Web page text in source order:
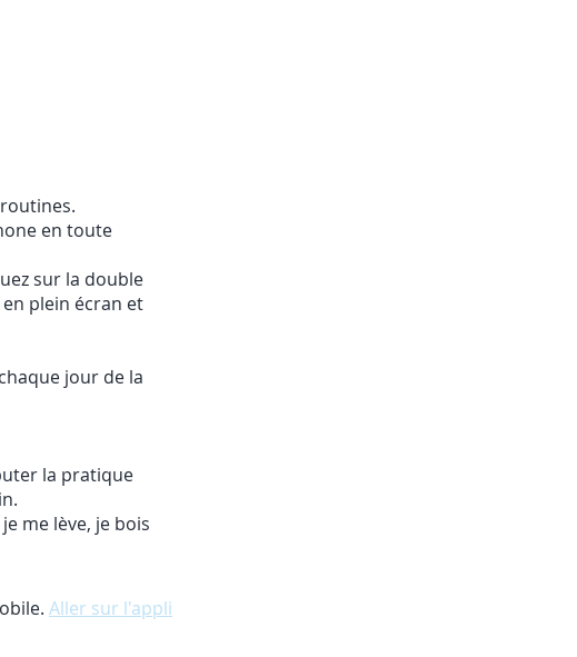
en toute
sur la double
plein écran et
jour de la
la pratique
me lève, je bois
Aller sur l'appli